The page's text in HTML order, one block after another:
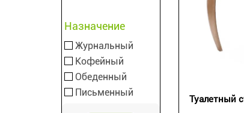
Назначение
Журнальный
Кофейный
Обеденный
Письменный
Туалетный